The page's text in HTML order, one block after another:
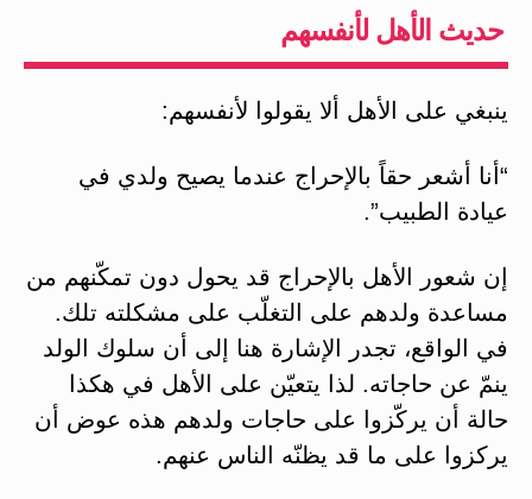
حديث الأهل لأنفسهم
ينبغي على الأهل ألا يقولوا لأنفسهم:
“أنا أشعر حقاً بالإحراج عندما يصيح ولدي في
عيادة الطبيب”.
إن شعور الأهل بالإحراج قد يحول دون تمكّنهم من
مساعدة ولدهم على التغلّب على مشكلته تلك.
في الواقع، تجدر الإشارة هنا إلى أن سلوك الولد
ينمّ عن حاجاته. لذا يتعيّن على الأهل في هكذا
حالة أن يركّزوا على حاجات ولدهم هذه عوض أن
يركزوا على ما قد يظنّه الناس عنهم.